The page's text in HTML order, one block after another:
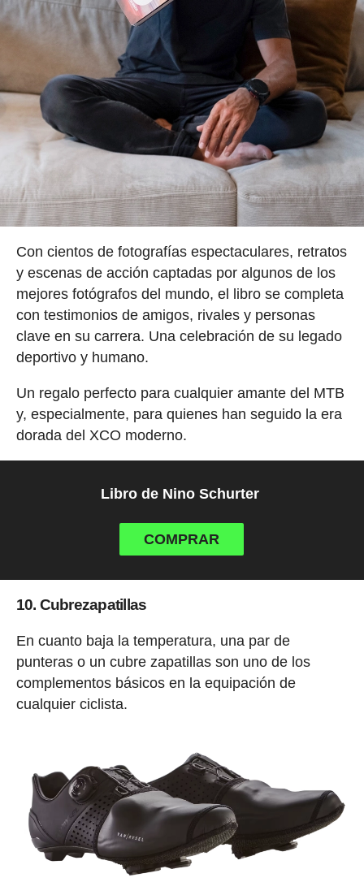
Con cientos de fotografías espectaculares, retratos
y escenas de acción captadas por algunos de los
mejores fotógrafos del mundo, el libro se completa
con testimonios de amigos, rivales y personas
clave en su carrera. Una celebración de su legado
deportivo y humano.
Un regalo perfecto para cualquier amante del MTB
y, especialmente, para quienes han seguido la era
dorada del XCO moderno.
Libro de Nino Schurter
COMPRAR
10. Cubrezapatillas
En cuanto baja la temperatura, una par de
punteras o un cubre zapatillas son uno de los
complementos básicos en la equipación de
cualquier ciclista.